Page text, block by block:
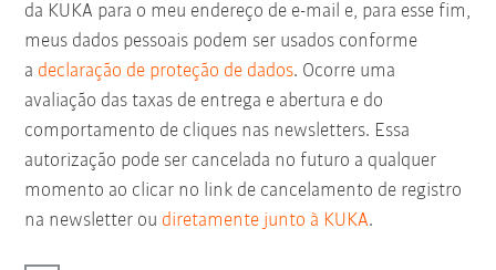
da KUKA para o meu endereço de e-mail e, para esse fim,
meus dados pessoais podem ser usados conforme
a declaração de proteção de dados. Ocorre uma
avaliação das taxas de entrega e abertura e do
comportamento de cliques nas newsletters. Essa
autorização pode ser cancelada no futuro a qualquer
momento ao clicar no link de cancelamento de registro
na newsletter ou diretamente junto à KUKA.